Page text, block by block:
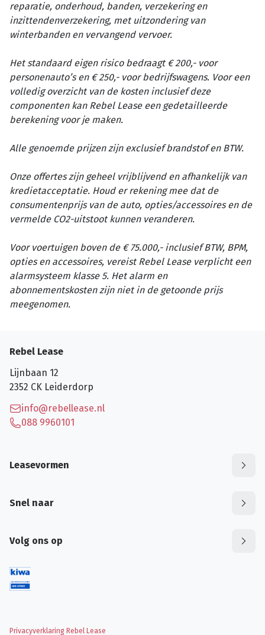
reparatie, onderhoud, banden, verzekering en
inzittendenverzekering, met uitzondering van
winterbanden en vervangend vervoer.
Het standaard eigen risico bedraagt € 200,- voor
personenauto’s en € 250,- voor bedrijfswagens. Voor een
volledig overzicht van de kosten inclusief deze
componenten kan Rebel Lease een gedetailleerde
berekening voor je maken.
Alle genoemde prijzen zijn exclusief brandstof en BTW.
Onze offertes zijn geheel vrijblijvend en afhankelijk van
kredietacceptatie. Houd er rekening mee dat de
consumentenprijs van de auto, opties/accessoires en de
vermelde CO2-uitstoot kunnen veranderen.
Voor voertuigen boven de € 75.000,- inclusief BTW, BPM,
opties en accessoires, vereist Rebel Lease verplicht een
alarmsysteem klasse 5. Het alarm en
abonnementskosten zijn niet in de getoonde prijs
meegenomen.
Rebel Lease
Lijnbaan 12
2352 CK Leiderdorp
info@rebellease.nl
088 9960101
Leasevormen
Snel naar
Volg ons op
Privacyverklaring Rebel Lease